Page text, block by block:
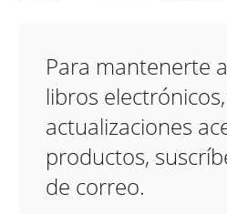
Para mantenerte
libros
actualizaciones
productos,
de correo.